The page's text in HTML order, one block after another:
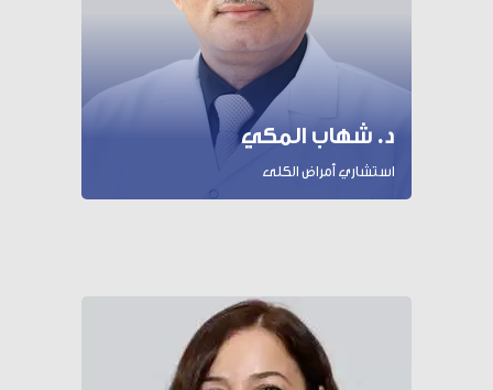
د. شهاب المكي
استشاري أمراض الكلى